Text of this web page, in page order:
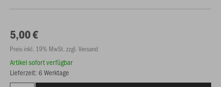
5,00 €
Preis inkl. 19% MwSt. zzgl. Versand
Artikel sofort verfügbar
Lieferzeit: 6 Werktage